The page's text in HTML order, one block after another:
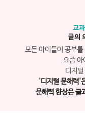
교
글의
모든 아이들이 공부
요즘 아
디지
'디지털 문해력'
문해력 향상은